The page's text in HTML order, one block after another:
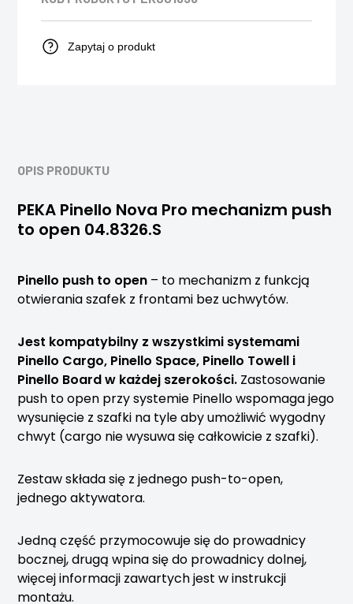
Zapytaj o produkt
OPIS PRODUKTU
PEKA Pinello Nova Pro mechanizm push
to open 04.8326.S
Pinello push to open – to mechanizm z funkcją
otwierania szafek z frontami bez uchwytów.
Jest kompatybilny z wszystkimi systemami
Pinello Cargo, Pinello Space, Pinello Towell i
Pinello Board w każdej szerokości. Zastosowanie
push to open przy systemie Pinello wspomaga jego
wysunięcie z szafki na tyle aby umożliwić wygodny
chwyt (cargo nie wysuwa się całkowicie z szafki).
Zestaw składa się z jednego push-to-open,
jednego aktywatora.
Jedną część przymocowuje się do prowadnicy
bocznej, drugą wpina się do prowadnicy dolnej,
więcej informacji zawartych jest w instrukcji
montażu.